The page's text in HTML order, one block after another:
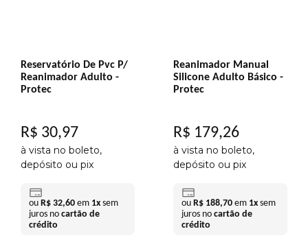
Reservatório De Pvc P/
Reanimador Adulto -
Protec
R$ 30,97
à vista no boleto,
depósito ou pix
ou R$ 32,60 em 1x sem
juros no cartão de
crédito
Reanimador Manual
Silicone Adulto Básico -
Protec
R$ 179,26
à vista no boleto,
depósito ou pix
ou R$ 188,70 em 1x sem
juros no cartão de
crédito